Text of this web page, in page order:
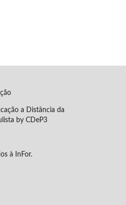
a Distância da
by CDeP3
à InFor.